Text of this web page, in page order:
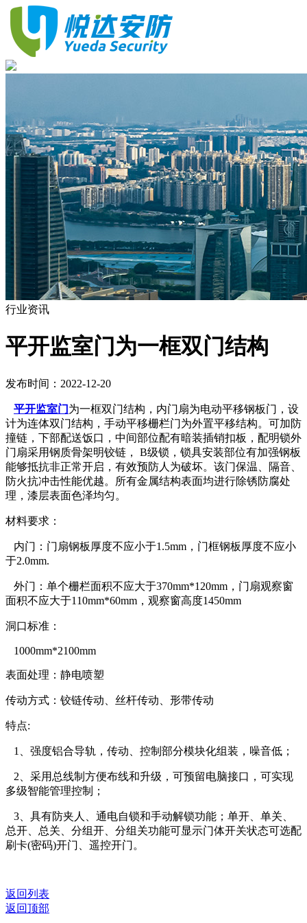
行业资讯
平开监室门为一框双门结构
发布时间：2022-12-20
平开监室门 为一框双门结构，内门扇为电动平移钢板门，设
计为连体双门结构，手动平移栅栏门为外置平移结构。可加防
撞链，下部配送饭口，中间部位配有暗装插销扣板，配明锁外
门扇采用钢质骨架明铰链， B级锁，锁具安装部位有加强钢板
能够抵抗非正常开启，有效预防人为破坏。该门保温、隔音、
防火抗冲击性能优越。所有金属结构表面均进行除锈防腐处
理，漆层表面色泽均匀。
材料要求：
内门：门扇钢板厚度不应小于1.5mm，门框钢板厚度不应小
于2.0mm.
外门：单个栅栏面积不应大于370mm*120mm，门扇观察窗
面积不应大于110mm*60mm，观察窗高度1450mm
洞口标准：
1000mm*2100mm
表面处理：静电喷塑
传动方式：铰链传动、丝杆传动、形带传动
特点:
1、强度铝合导轨，传动、控制部分模块化组装，噪音低；
2、采用总线制方便布线和升级，可预留电脑接口，可实现
多级智能管理控制；
3、具有防夹人、通电自锁和手动解锁功能；单开、单关、
总开、总关、分组开、分组关功能可显示门体开关状态可选配
刷卡(密码)开门、遥控开门。
返回列表
返回顶部